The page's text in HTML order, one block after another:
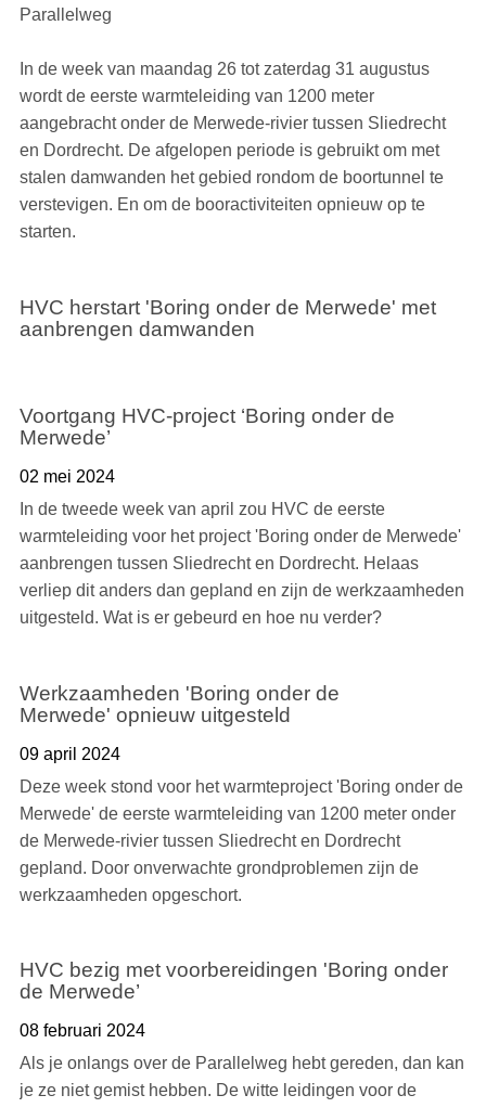
Parallelweg
In de week van maandag 26 tot zaterdag 31 augustus
wordt de eerste warmteleiding van 1200 meter
aangebracht onder de Merwede-rivier tussen Sliedrecht
en Dordrecht. De afgelopen periode is gebruikt om met
stalen damwanden het gebied rondom de boortunnel te
verstevigen. En om de booractiviteiten opnieuw op te
starten.
HVC herstart 'Boring onder de Merwede' met
aanbrengen damwanden
Voortgang HVC-project ‘Boring onder de
Merwede’
02 mei 2024
In de tweede week van april zou HVC de eerste
warmteleiding voor het project 'Boring onder de Merwede'
aanbrengen tussen Sliedrecht en Dordrecht. Helaas
verliep dit anders dan gepland en zijn de werkzaamheden
uitgesteld. Wat is er gebeurd en hoe nu verder?
Werkzaamheden 'Boring onder de
Merwede' opnieuw uitgesteld
09 april 2024
Deze week stond voor het warmteproject 'Boring onder de
Merwede' de eerste warmteleiding van 1200 meter onder
de Merwede-rivier tussen Sliedrecht en Dordrecht
gepland. Door onverwachte grondproblemen zijn de
werkzaamheden opgeschort.
HVC bezig met voorbereidingen 'Boring onder
de Merwede’
08 februari 2024
Als je onlangs over de Parallelweg hebt gereden, dan kan
je ze niet gemist hebben. De witte leidingen voor de